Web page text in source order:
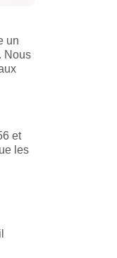
un
Nous
et
les